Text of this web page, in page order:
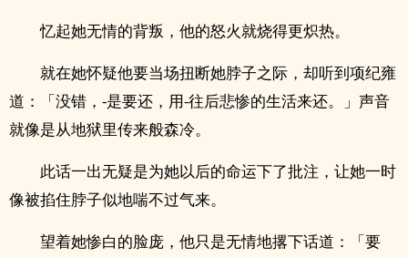
忆起她无情的背叛，他的怒火就烧得更炽热。
就在她怀疑他要当场扭断她脖子之际，却听到项纪雍
道：「没错，-是要还，用-往后悲惨的生活来还。」声音
就像是从地狱里传来般森冷。
此话一出无疑是为她以后的命运下了批注，让她一时
像被掐住脖子似地喘不过气来。
望着她惨白的脸庞，他只是无情地撂下话道：「要